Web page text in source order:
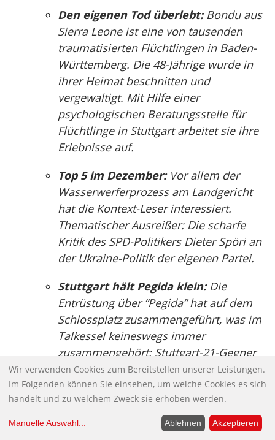
Den eigenen Tod überlebt:Bondu aus
Sierra Leone ist eine von tausenden
traumatisierten Flüchtlingen in Baden-
Württemberg. Die 48-Jährige wurde in
ihrer Heimat beschnitten und
vergewaltigt. Mit Hilfe einer
psychologischen Beratungsstelle für
Flüchtlinge in Stuttgart arbeitet sie ihre
Erlebnisse auf.
Top 5 im Dezember:Vor allem der
Wasserwerferprozess am Landgericht
hat die Kontext-Leser interessiert.
Thematischer Ausreißer: Die scharfe
Kritik des SPD-Politikers Dieter Spöri an
der Ukraine-Politik der eigenen Partei.
Stuttgart hält Pegida klein:Die
Entrüstung über “Pegida” hat auf dem
Schlossplatz zusammengeführt, was im
Talkessel keineswegs immer
zusammengehört: Stuttgart-21-Gegner
und Grüne, SPDler,
GewerkschafterInnen und Linke,
Menschen mit und ohne
Zuwanderungsgeschichte, sehr viele
Junge und viele Ältere. Unsere
Wir verwenden Cookies zum Bereitstellen unserer Leistungen.
Im Folgenden können Sie einsehen, um welche Cookies es sich
handelt und zu welchem Zweck sie erhoben werden.
Manuelle Auswahl... Ablehnen Akzeptieren